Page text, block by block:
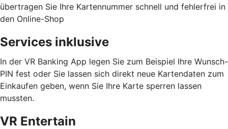
übertragen Sie Ihre Kartennummer schnell und fehlerfrei in
den Online-Shop
Services inklusive
In der VR Banking App legen Sie zum Beispiel Ihre Wunsch-
PIN fest oder Sie lassen sich direkt neue Kartendaten zum
Einkaufen geben, wenn Sie Ihre Karte sperren lassen
mussten.
VR Entertain